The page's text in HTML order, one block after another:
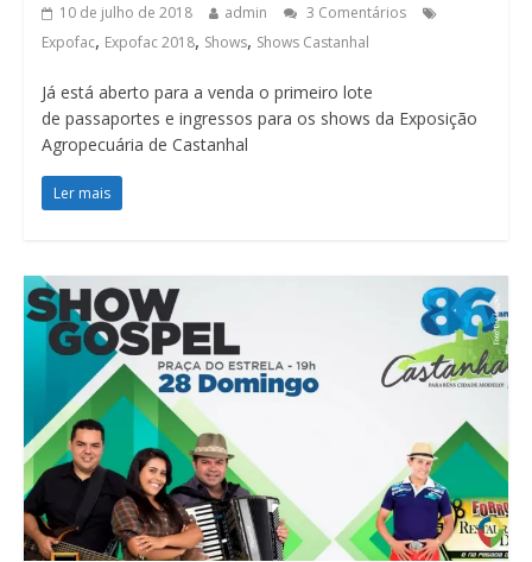
10 de julho de 2018 admin
3 Comentários
Expofac, Expofac 2018, Shows, Shows Castanhal
Já está aberto para a venda o primeiro lote
de passaportes e ingressos para os shows da Exposição
Agropecuária de Castanhal
Ler mais